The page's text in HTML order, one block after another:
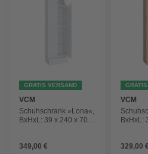
GRATIS VERSAND
VCM
Schuhschrank »Lona«,
BxHxL: 39 x 240 x 70
349,00 €
VCM
BxHxL:
329,00 €